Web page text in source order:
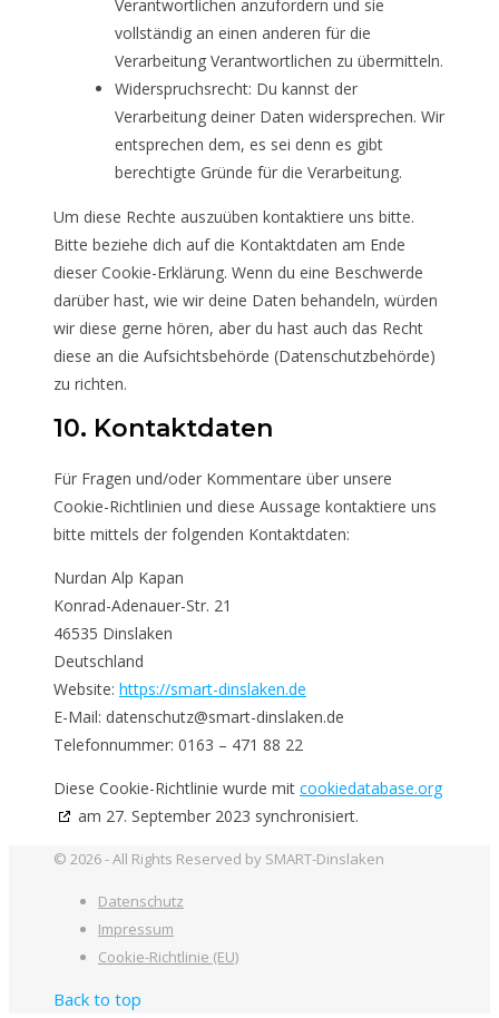
Verantwortlichen anzufordern und sie
vollständig an einen anderen für die
Verarbeitung Verantwortlichen zu übermitteln.
Widerspruchsrecht: Du kannst der
Verarbeitung deiner Daten widersprechen. Wir
entsprechen dem, es sei denn es gibt
berechtigte Gründe für die Verarbeitung.
Um diese Rechte auszuüben kontaktiere uns bitte.
Bitte beziehe dich auf die Kontaktdaten am Ende
dieser Cookie-Erklärung. Wenn du eine Beschwerde
darüber hast, wie wir deine Daten behandeln, würden
wir diese gerne hören, aber du hast auch das Recht
diese an die Aufsichtsbehörde (Datenschutzbehörde)
zu richten.
10. Kontaktdaten
Für Fragen und/oder Kommentare über unsere
Cookie-Richtlinien und diese Aussage kontaktiere uns
bitte mittels der folgenden Kontaktdaten:
Nurdan Alp Kapan
Konrad-Adenauer-Str. 21
46535 Dinslaken
Deutschland
Website: https://smart-dinslaken.de
E-Mail: datenschutz@smart-dinslaken.de
Telefonnummer: 0163 – 471 88 22
Diese Cookie-Richtlinie wurde mit cookiedatabase.org
am 27. September 2023 synchronisiert.
© 2026 - All Rights Reserved by SMART-Dinslaken
Datenschutz
Impressum
Cookie-Richtlinie (EU)
Back to top